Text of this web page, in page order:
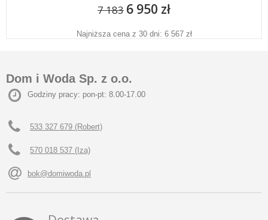
7 183 6 950 zł
Najniższa cena z 30 dni: 6 567 zł
Dom i Woda Sp. z o.o.
Godziny pracy: pon-pt: 8.00-17.00
533 327 679 (Robert)
570 018 537 (Iza)
bok@domiwoda.pl